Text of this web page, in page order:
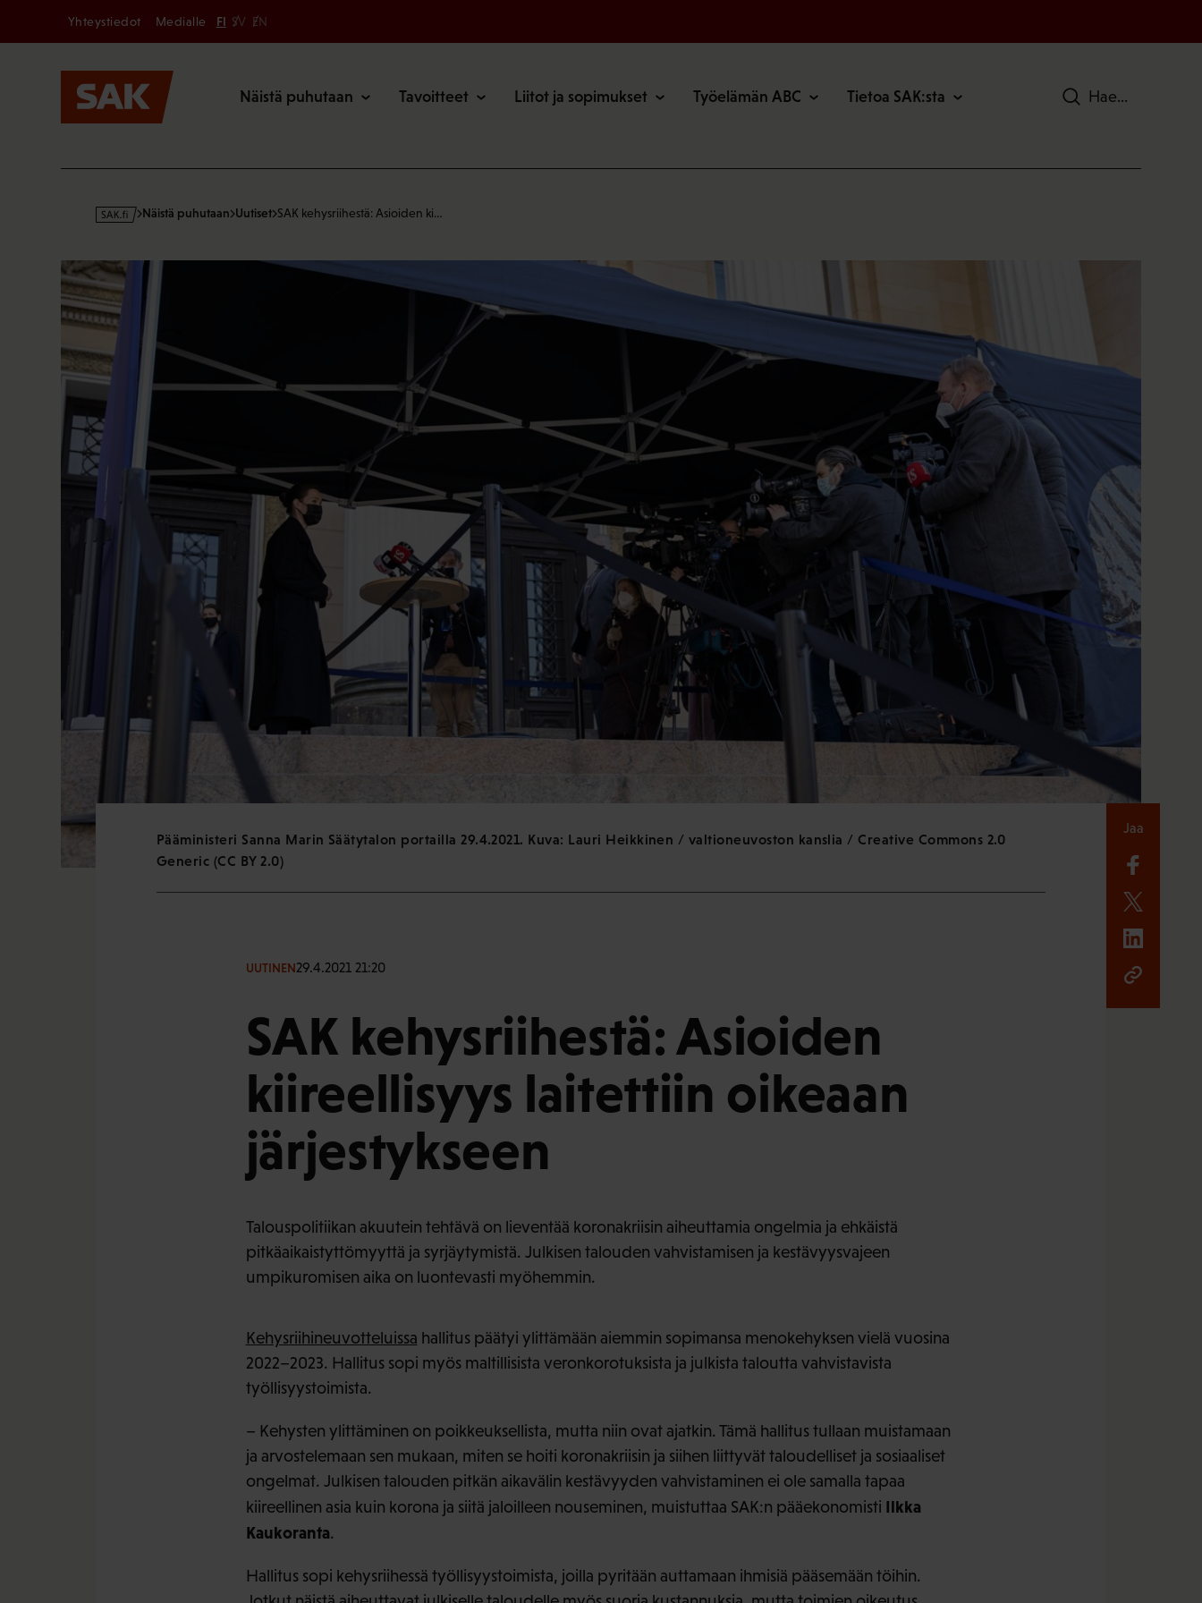
Secondary
Yhteystiedot Medialle FI SV EN
Näistä puhutaan Tavoitteet Liitot ja sopimukset Työelämän ABC Tietoa SAK:sta Hae
s
·
f
i
Näistä puhutaan Uutiset SAK kehysriihestä: Asioiden ki…
Pääministeri Sanna Marin Säätytalon portailla 29.4.2021. Kuva: Lauri Heikkinen / valtioneuvoston kanslia / Creative Commons 2.0
Generic (CC BY 2.0)
UUTINEN29.4.2021 21:20
SAK kehysriihestä: Asioiden
kiireellisyys laitettiin oikeaan
järjestykseen
Talouspolitiikan akuutein tehtävä on lieventää koronakriisin aiheuttamia ongelmia ja ehkäistä
pitkäaikaistyttömyyttä ja syrjäytymistä. Julkisen talouden vahvistamisen ja kestävyysvajeen
umpikuromisen aika on luontevasti myöhemmin.
Kehysriihineuvotteluissa hallitus päätyi ylittämään aiemmin sopimansa menokehyksen vielä vuosina
2022–2023. Hallitus sopi myös maltillisista veronkorotuksista ja julkista taloutta vahvistavista
työllisyystoimista.
– Kehysten ylittäminen on poikkeuksellista, mutta niin ovat ajatkin. Tämä hallitus tullaan muistamaan
ja arvostelemaan sen mukaan, miten se hoiti koronakriisin ja siihen liittyvät taloudelliset ja sosiaaliset
ongelmat. Julkisen talouden pitkän aikavälin kestävyyden vahvistaminen ei ole samalla tapaa
kiireellinen asia kuin korona ja siitä jaloilleen nouseminen, muistuttaa SAK:n pääekonomisti Ilkka
Kaukoranta.
Hallitus sopi kehysriihessä työllisyystoimista, joilla pyritään auttamaan ihmisiä pääsemään töihin.
Jaa